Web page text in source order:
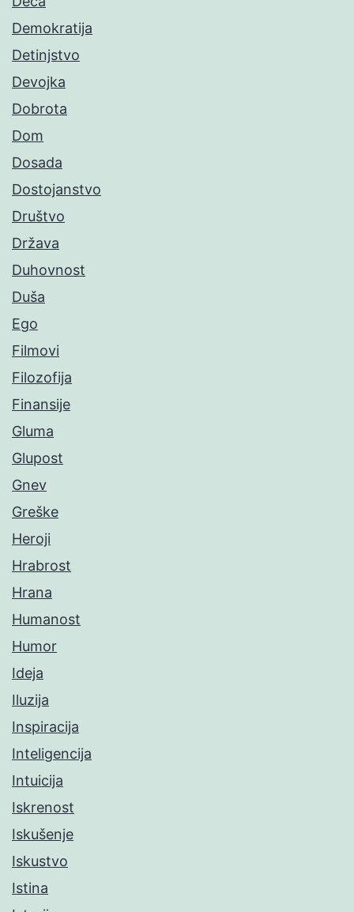
Demokratija
Detinjstvo
Devojka
Dobrota
Dom
Dosada
Dostojanstvo
Društvo
Država
Duhovnost
Duša
Ego
Filmovi
Filozofija
Finansije
Gluma
Glupost
Gnev
Greške
Heroji
Hrabrost
Hrana
Humanost
Humor
Ideja
Iluzija
Inspiracija
Inteligencija
Intuicija
Iskrenost
Iskušenje
Iskustvo
Istina